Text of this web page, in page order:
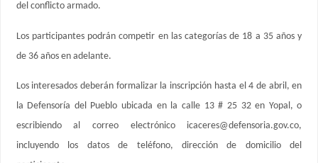
del conflicto armado.
Los participantes podrán competir en las categorías de 18 a 35 años y
de 36 años en adelante.
Los interesados deberán formalizar la inscripción hasta el 4 de abril, en
la Defensoría del Pueblo ubicada en la calle 13 # 25 32 en Yopal, o
escribiendo al correo electrónico icaceres@defensoria.gov.co,
incluyendo los datos de teléfono, dirección de domicilio del